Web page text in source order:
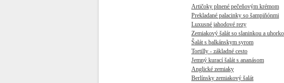
Artičoky plnené pečeňovým krémom
Prekladané palacinky so šampiňónmi
Luxusné jahodové rezy
Zemiakový šalát so slaninkou a
Šalát s balkánskym syrom
Tortilly - základné cesto
Jemný kurací šalát s ananásom
Anglické zemiaky
Berlínsky zemiakový šalát